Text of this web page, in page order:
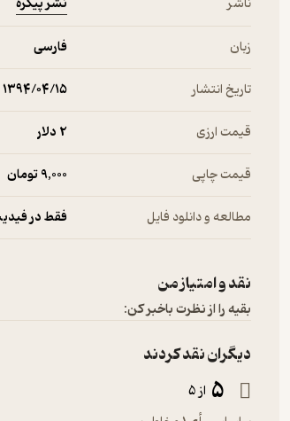
ناشر
زبان فارسی
تاریخ انتشار ۱۳۹۴/۰۴/۱۵
قیمت ارزی 2 دلار
قیمت چاپی 9,000 تومان
مطالعه و دانلود فایل فقط در
نقد و امتیاز من
بقیه را از نظرت باخبر کن:
دیگران نقد کردند
5 از 5